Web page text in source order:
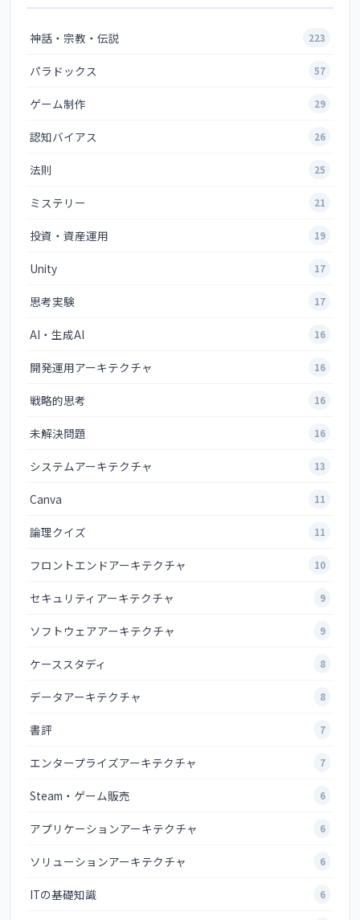
神話・宗教・伝説 223
パラドックス 57
ゲーム制作 29
認知バイアス 26
法則 25
ミステリー 21
投資・資産運用 19
Unity 17
思考実験 17
AI・生成AI 16
開発運用アーキテクチャ 16
戦略的思考 16
未解決問題 16
システムアーキテクチャ 13
Canva 11
論理クイズ 11
フロントエンドアーキテクチャ 10
セキュリティアーキテクチャ 9
ソフトウェアアーキテクチャ 9
ケーススタディ 8
データアーキテクチャ 8
書評 7
エンタープライズアーキテクチャ 7
Steam・ゲーム販売 6
アプリケーションアーキテクチャ 6
ソリューションアーキテクチャ 6
ITの基礎知識 6